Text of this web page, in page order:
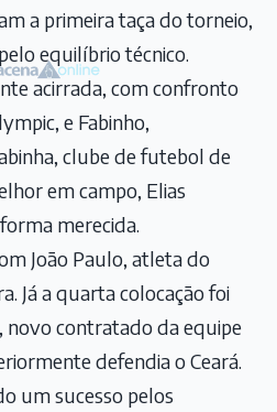
a primeira taça do torneio,
equilíbrio técnico.
acirrada, com confronto
e Fabinho,
clube de futebol de
em campo, Elias
merecida.
João Paulo, atleta do
Já a quarta colocação foi
novo contratado da equipe
defendia o Ceará.
um sucesso pelos